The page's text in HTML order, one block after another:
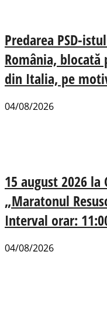
Predarea PSD-
România,
din Italia, pe
04/08/2026
15 august 2026 la
„Maratonul
Interval orar:
04/08/2026